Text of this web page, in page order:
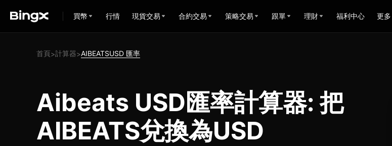
買幣 行情 現貨交易 合約交易 策略交易 跟單 理財 福利中心 更多
首頁>計算器>AIBEATSUSD 匯率
Aibeats USD匯率計算器: 把
AIBEATS兌換為USD